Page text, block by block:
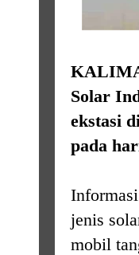
Solar
ekstasi
pada
jenis
mobil